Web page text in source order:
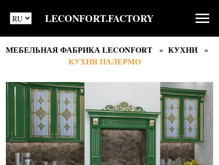
LECONFORT.FACTORY
МЕБЕЛЬНАЯ ФАБРИКА LECONFORT
КУХНИ
КУХНЯ ПАЛЕРМО